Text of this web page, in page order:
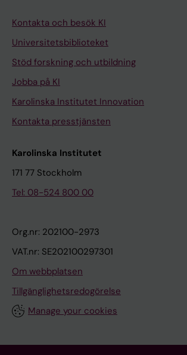
Kontakta och besök KI
Universitetsbiblioteket
Stöd forskning och utbildning
Jobba på KI
Karolinska Institutet Innovation
Kontakta presstjänsten
Karolinska Institutet
171 77 Stockholm
Tel: 08-524 800 00
Org.nr: 202100-2973
VAT.nr: SE202100297301
Om webbplatsen
Tillgänglighetsredogörelse
Manage your cookies